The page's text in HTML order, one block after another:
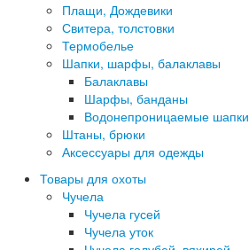
Плащи, Дождевики
Свитера, толстовки
Термобелье
Шапки, шарфы, балаклавы
Балаклавы
Шарфы, банданы
Водонепроницаемые шапки
Штаны, брюки
Аксессуары для одежды
Товары для охоты
Чучела
Чучела гусей
Чучела уток